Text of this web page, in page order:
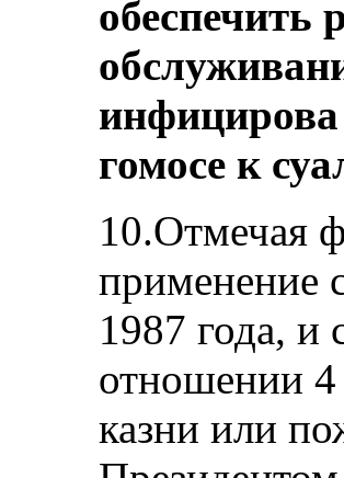
обеспечить
гомосе к
10.Отмечая
применение
1987 года, и
отношении
казни или